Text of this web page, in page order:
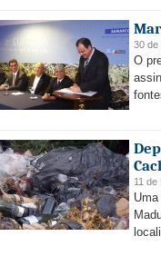
30 de
O
11 de